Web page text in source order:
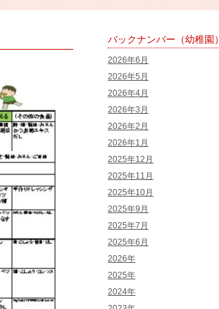
バックナンバー（幼稚園）
2026年6月
2026年5月
2026年4月
2026年3月
2026年2月
2026年1月
2025年12月
2025年11月
2025年10月
2025年9月
2025年7月
2025年6月
2026年
2025年
2024年